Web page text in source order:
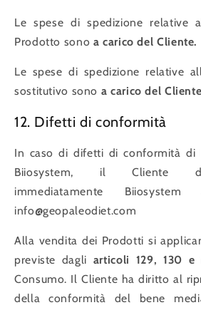
Le spese di spedizione relative
Prodotto sono a carico del Cliente.
Le spese di spedizione relative
sostitutivo sono a carico del
12. Difetti di conformità
In caso di difetti di conformità di
Biiosystem, il Cliente
immediatamente
info@geopaleodiet.com
Alla vendita dei Prodotti si
previste dagli articoli 129, 130 e
Consumo. Il Cliente ha diritto al
della conformità del bene